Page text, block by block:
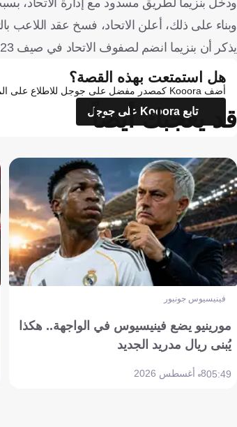
وبناء على ذلك، أعلن الاتحاد، فسخ عقد
يذكر أن بنزيما انضم لصفوف الاتحاد في صيف 2023، بعد رحلة تاريخية مع ريال مدريد، قبل أن يتوج مع العميد بثنائية الدوري وكأس الملك.
هل استمتعت بهذه القصة؟
أضف Kooora كمصدر مفضل على جوجل للاطلاع على المزيد من تقاريرنا
تابع Kooora على جوجل
قد يعجبك أيضاً
فينيسيوس جونيور
مورينيو يضع فينيسيوس في الواجهة.. هكذا
يُبنى ريال مدريد الجديد
05:498 أغسطس 2026